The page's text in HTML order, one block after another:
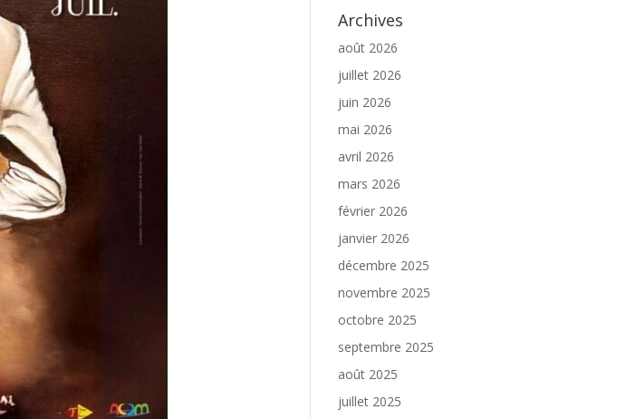
Archives
août 2026
juillet 2026
juin 2026
mai 2026
avril 2026
mars 2026
février 2026
janvier 2026
décembre 2025
novembre 2025
octobre 2025
septembre 2025
août 2025
juillet 2025